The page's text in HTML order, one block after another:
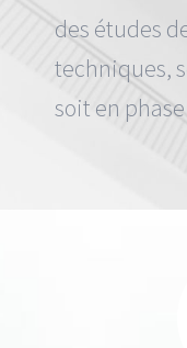
des études
techniques,
soit en